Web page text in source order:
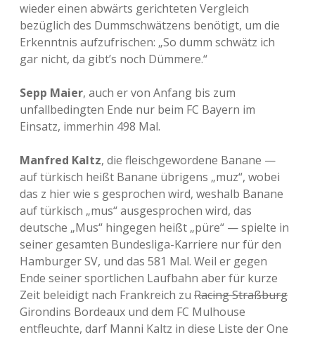
wieder einen abwärts gerichteten Vergleich
bezüglich des Dummschwätzens benötigt, um die
Erkenntnis aufzufrischen: „So dumm schwätz ich
gar nicht, da gibt’s noch Dümmere.“
Sepp Maier, auch er von Anfang bis zum
unfallbedingten Ende nur beim FC Bayern im
Einsatz, immerhin 498 Mal.
Manfred Kaltz, die fleischgewordene Banane —
auf türkisch heißt Banane übrigens „muz“, wobei
das z hier wie s gesprochen wird, weshalb Banane
auf türkisch „mus“ ausgesprochen wird, das
deutsche „Mus“ hingegen heißt „püre“ — spielte in
seiner gesamten Bundesliga-Karriere nur für den
Hamburger SV, und das 581 Mal. Weil er gegen
Ende seiner sportlichen Laufbahn aber für kurze
Zeit beleidigt nach Frankreich zu Racing Straßburg
Girondins Bordeaux und dem FC Mulhouse
entfleuchte, darf Manni Kaltz in diese Liste der One